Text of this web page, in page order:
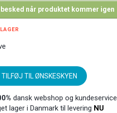
besked når produktet kommer igen
TILFØJ TIL ØNSKESKYEN
dansk webshop og kundeservice
lager i Danmark til levering NU